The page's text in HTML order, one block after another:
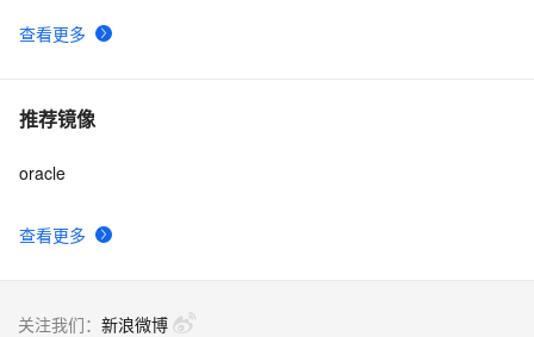
查看更多
推荐镜像
查看更多
oracle
关注我们： 新浪微博